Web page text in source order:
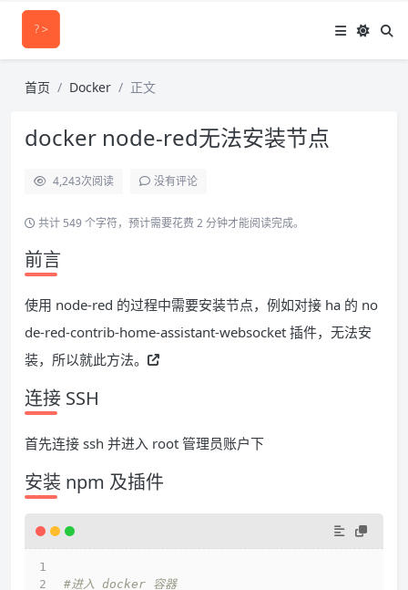
首页 Docker 正文
docker node-red无法安装节点
4,243次阅读 没有评论
共计 549 个字符，预计需要花费 2 分钟才能阅读完成。
前言
使用 node-red 的过程中需要安装节点，例如对接 ha 的 no
de-red-contrib-home-assistant-websocket 插件，无法安
装，所以就此方法。
连接 SSH
首先连接 ssh 并进入 root 管理员账户下
安装 npm 及插件
#进入 docker 容器